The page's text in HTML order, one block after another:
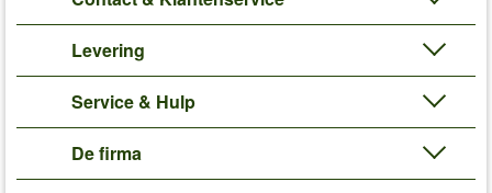
Levering
Service & Hulp
De firma